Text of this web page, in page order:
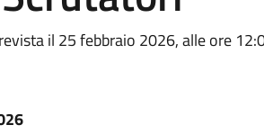
il 25 febbraio 2026, alle ore